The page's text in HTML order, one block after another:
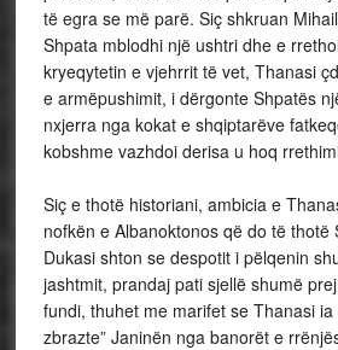
të egra se më parë. Siç shkruan
Shpata mblodhi një ushtri dhe e
kryeqytetin e vjehrrit të vet, Thanasi
e armëpushimit, i dërgonte Shpatës
nxjerra nga kokat e shqiptarëve
kobshme vazhdoi derisa u hoq
Siç e thotë historiani, ambicia e
nofkën e Albanoktonos që do të thotë
Dukasi shton se despotit i pëlqenin
jashtmit, prandaj pati sjellë shumë
fundi, thuhet me marifet se Thanasi ia
zbrazte” Janinën nga banorët e